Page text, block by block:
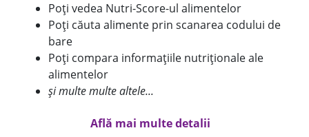
Poți vedea Nutri-Score-ul alimentelor
Poți căuta alimente prin scanarea codului de
bare
Poți compara informațiile nutriționale ale
alimentelor
și multe multe altele...
Află mai multe detalii